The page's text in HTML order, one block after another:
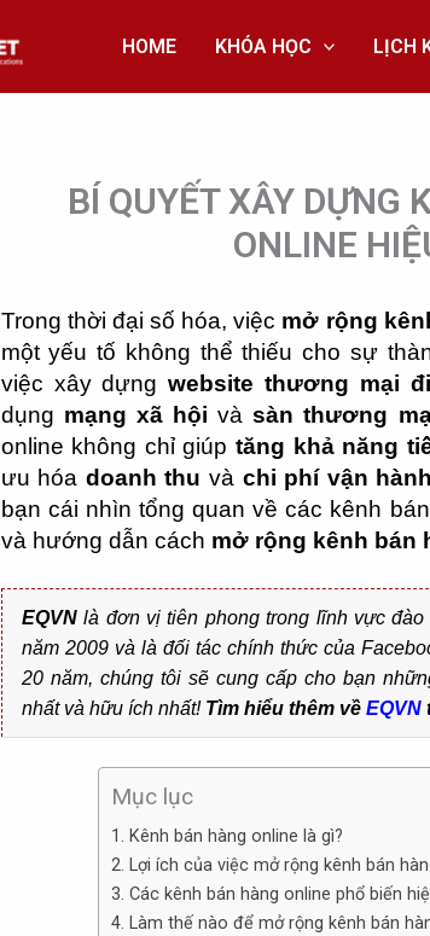
HOME KHÓA HỌC LỊCH
BÍ QUYẾT XÂY DỰNG
ONLINE
Trong thời đại số hóa, việc mở rộng
một yếu tố không thể thiếu cho sự
việc xây dựngwebsite thương mại
dụng mạng xã hội vàsàn thương
online không chỉ giúptăng khả năng
ưu hóa doanh thu và chi phí vận hành
bạn cái nhìn tổng quan về các kênh
và hướng dẫn cách mở rộng kênh bán
EQVNlà đơn vị tiên phong trong lĩnh vực đào
năm 2009 và là đối tác chính thức của
20 năm, chúng tôi sẽ cung cấp cho bạn
nhất và hữu ích nhất! Tìm hiểu thêm về EQVN
Mục lục
1. Kênh bán hàng online là gì?
2. Lợi ích của việc mở rộng kênh bán
3. Các kênh bán hàng online phổ biến
4. Làm thế nào để mở rộng kênh bán